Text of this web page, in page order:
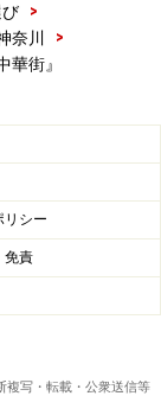
>
奈川
>
街』
リシー
免責
複写・転載・公衆送信等